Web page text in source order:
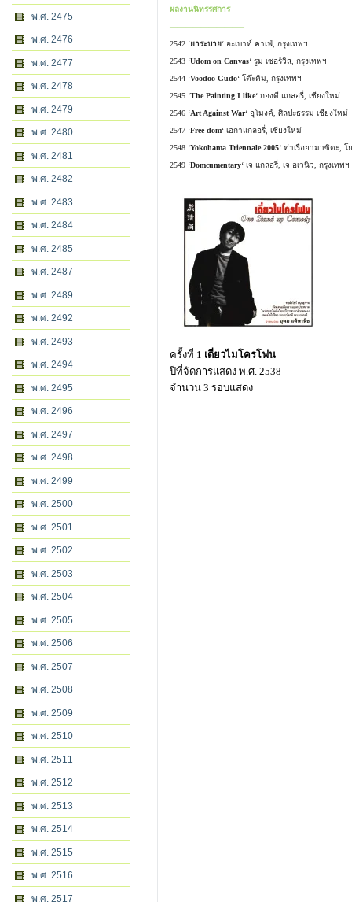
พ.ศ. 2475
พ.ศ. 2476
พ.ศ. 2477
พ.ศ. 2478
พ.ศ. 2479
พ.ศ. 2480
พ.ศ. 2481
พ.ศ. 2482
พ.ศ. 2483
พ.ศ. 2484
พ.ศ. 2485
พ.ศ. 2487
พ.ศ. 2489
พ.ศ. 2492
พ.ศ. 2493
พ.ศ. 2494
พ.ศ. 2495
พ.ศ. 2496
พ.ศ. 2497
พ.ศ. 2498
พ.ศ. 2499
พ.ศ. 2500
พ.ศ. 2501
พ.ศ. 2502
พ.ศ. 2503
พ.ศ. 2504
พ.ศ. 2505
พ.ศ. 2506
พ.ศ. 2507
พ.ศ. 2508
พ.ศ. 2509
พ.ศ. 2510
พ.ศ. 2511
พ.ศ. 2512
พ.ศ. 2513
พ.ศ. 2514
พ.ศ. 2515
พ.ศ. 2516
พ.ศ. 2517
ผลงานนิทรรศการ
—————————–
2542 ‘ยาระบาย‘ อะเบาท์ คาเฟ่, กรุงเทพฯ
2543 ‘Udom on Canvas‘ รูม เซอร์วิส, กรุงเทพฯ
2544 ‘Voodoo Gudo‘ โต๊ะคิม, กรุงเทพฯ
2545 ‘The Painting I like‘ กองดี แกลอรี่, เชียงใหม่
2546 ‘Art Against War‘ อุโมงค์, ศิลปะธรรม เชียงใหม่
2547 ‘Free-dom‘ เอกาแกลอรี่, เชียงใหม่
2548 ‘Yokohama Triennale 2005‘ ท่าเรือยามาซิตะ,
2549 ‘Domcumentary‘ เจ แกลอรี่, เจ อเวนิว, กรุงเทพฯ
ครั้งที่ 1 เดี่ยวไมโครโฟน
ปีที่จัดการแสดง พ.ศ. 2538
จำนวน 3 รอบแสดง